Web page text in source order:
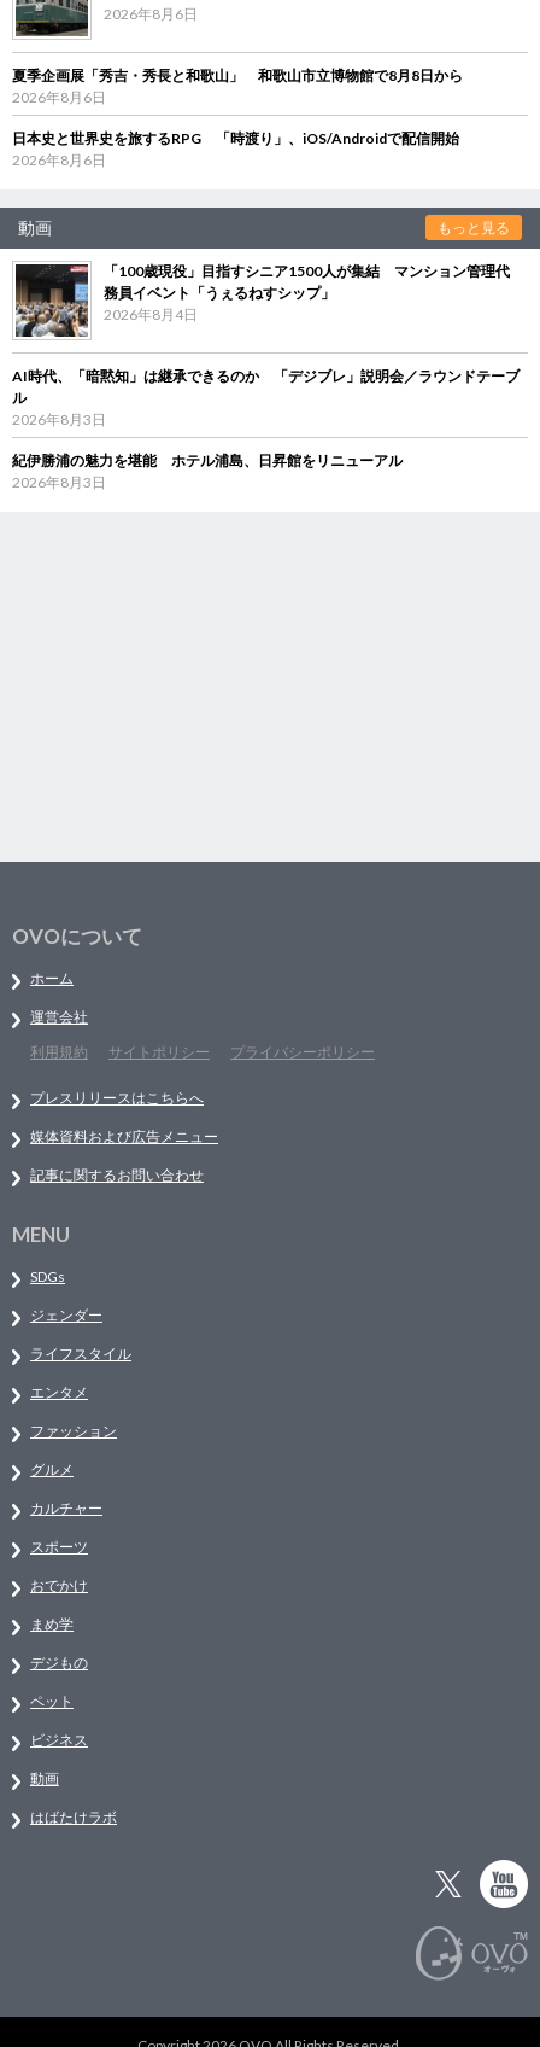
2026年8月6日
夏季企画展「秀吉・秀長と和歌山」 和歌山市立博物館で8月8日から
2026年8月6日
日本史と世界史を旅するRPG 「時渡り」、iOS/Androidで配信開始
2026年8月6日
動画 もっと見る
「100歳現役」目指すシニア1500人が集結 マンション管理代
務員イベント「うぇるねすシップ」
2026年8月4日
AI時代、「暗黙知」は継承できるのか 「デジブレ」説明会／ラウンドテーブ
ル
2026年8月3日
紀伊勝浦の魅力を堪能 ホテル浦島、日昇館をリニューアル
2026年8月3日
OVOについて
ホーム
運営会社
利用規約
サイトポリシー プライバシーポリシー
プレスリリースはこちらへ
媒体資料および広告メニュー
記事に関するお問い合わせ
MENU
SDGs
ジェンダー
ライフスタイル
エンタメ
ファッション
グルメ
カルチャー
スポーツ
おでかけ
まめ学
デジもの
ペット
ビジネス
動画
はばたけラボ